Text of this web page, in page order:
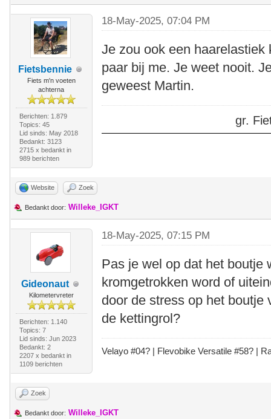
Fietsbennie
Fiets m'n voeten
achterna
Berichten: 1.879
Topics: 45
Lid sinds: May 2018
Bedankt: 3123
2715 x bedankt in
989 berichten
18-May-2025, 07:04 PM
Je zou ook een
paar bij me. Je weet nooit.
geweest Martin.
gr.
Website Zoek
Bedankt door: Willeke_IGKT
Gideonaut
Kilometervreter
Berichten: 1.140
Topics: 7
Lid sinds: Jun 2023
Bedankt: 2
2207 x bedankt in
1109 berichten
18-May-2025, 07:15 PM
Pas je wel op dat het boutje
kromgetrokken word of
door de stress op het boutje
de kettingrol?
Velayo #04? | Flevobike Versatile #58? |
Zoek
Bedankt door: Willeke_IGKT